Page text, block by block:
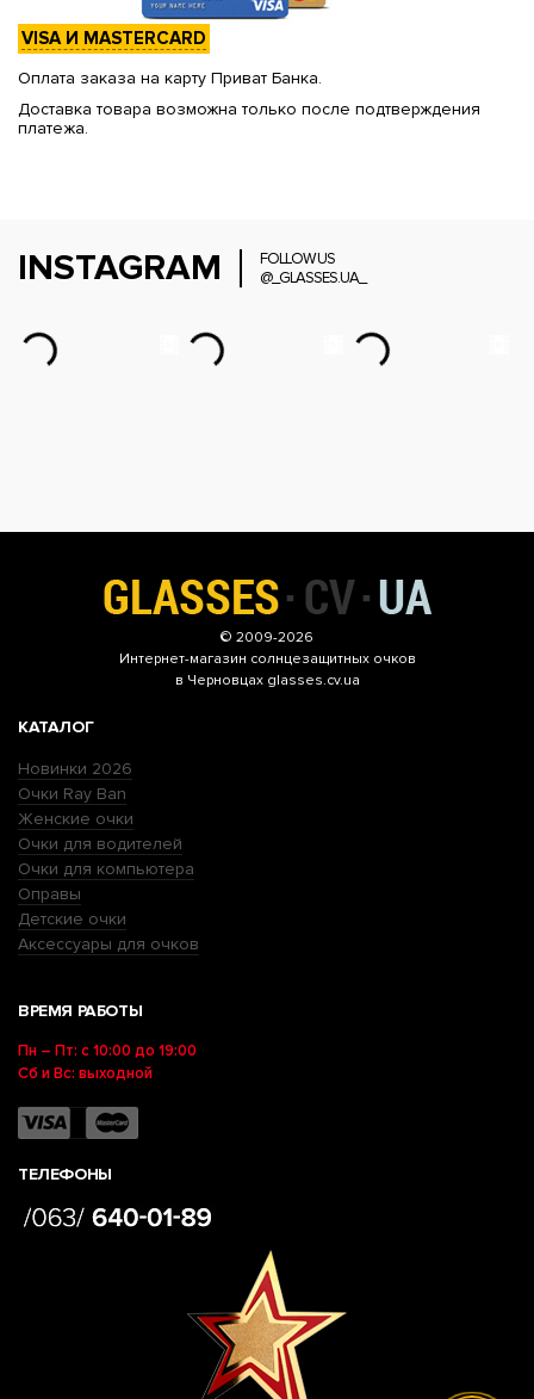
VISA И MASTERCARD
Оплата заказа на карту Приват Банка.
Доставка товара возможна только после подтверждения
платежа.
INSTAGRAM
FOLLOW US
@_GLASSES.UA_
© 2009-2026
Интернет-магазин солнцезащитных очков
в Черновцах glasses.cv.ua
КАТАЛОГ
Новинки 2026
Очки Ray Ban
Женские очки
Очки для водителей
Очки для компьютера
Оправы
Детские очки
Аксессуары для очков
ВРЕМЯ РАБОТЫ
Пн – Пт: с 10:00 до 19:00
Сб и Вс: выходной
ТЕЛЕФОНЫ